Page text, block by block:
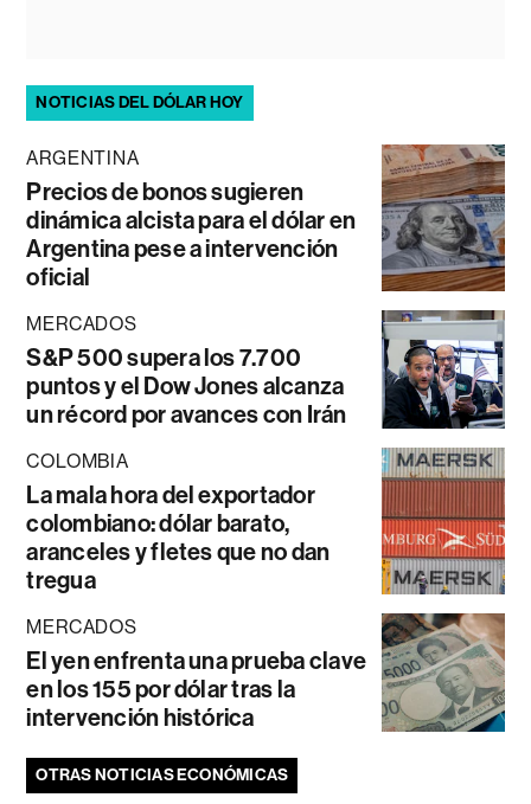
NOTICIAS DEL DÓLAR HOY
ARGENTINA
Precios de bonos sugieren
dinámica alcista para el dólar en
Argentina pese a intervención
oficial
MERCADOS
S&P 500 supera los 7.700
puntos y el Dow Jones alcanza
un récord por avances con Irán
COLOMBIA
La mala hora del exportador
colombiano: dólar barato,
aranceles y fletes que no dan
tregua
MERCADOS
El yen enfrenta una prueba clave
en los 155 por dólar tras la
intervención histórica
OTRAS NOTICIAS ECONÓMICAS